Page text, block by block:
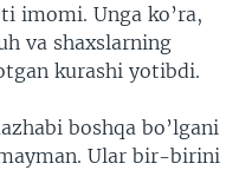
imomi. Unga ko’ra,
va shaxslarning
kurashi yotibdi.
boshqa bo’lgani
Ular bir-birini